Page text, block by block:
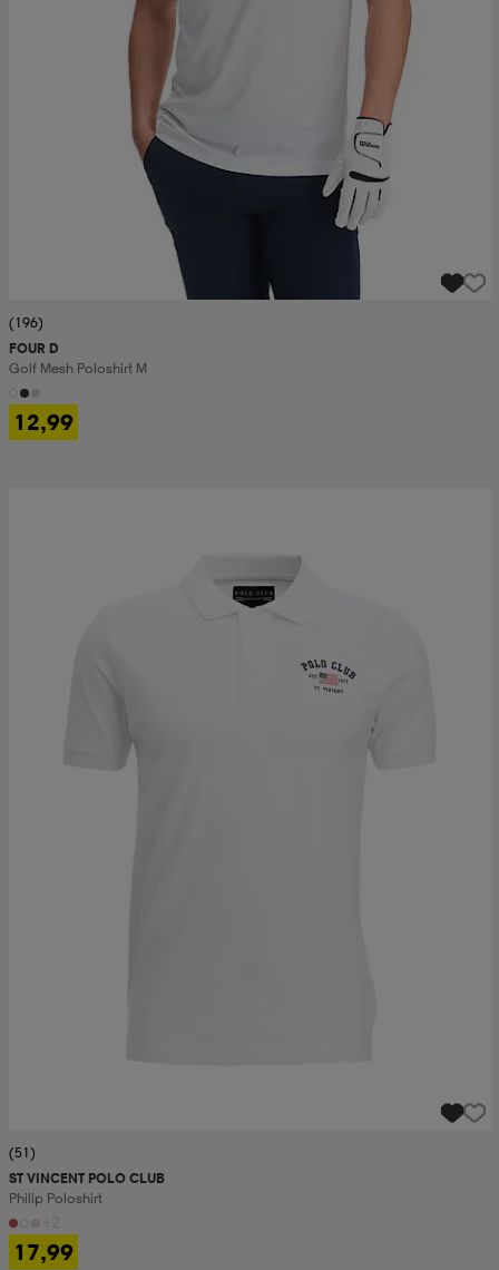
(196)
FOUR D
Golf Mesh Poloshirt M
12,99
(51)
ST VINCENT POLO CLUB
Philip Poloshirt
17,99